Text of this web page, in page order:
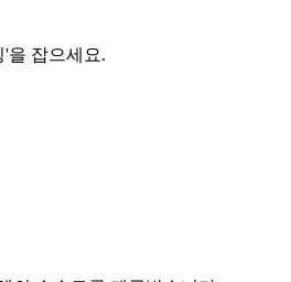
을 잡으세요.